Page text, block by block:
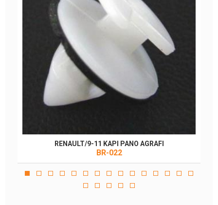
RENAULT/9-11 KAPI PANO AGRAFI
BR-022